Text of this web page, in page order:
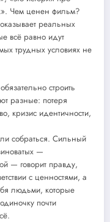
Чем ценен фильм?
реальных
всё равно идут
трудных условиях не
строить
разные: потеря
кризис идентичности,
собраться. Сильный
—
— говорит правду,
с ценностями, а
людьми, которые
почти